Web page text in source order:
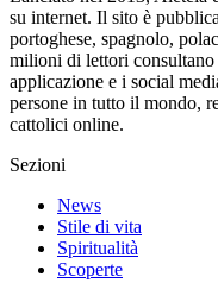
su internet. Il sito è
portoghese, spagnolo,
milioni di lettori consultano
applicazione e i social
persone in tutto il mondo,
cattolici online.
Sezioni
News
Stile di vita
Spiritualità
Scoperte